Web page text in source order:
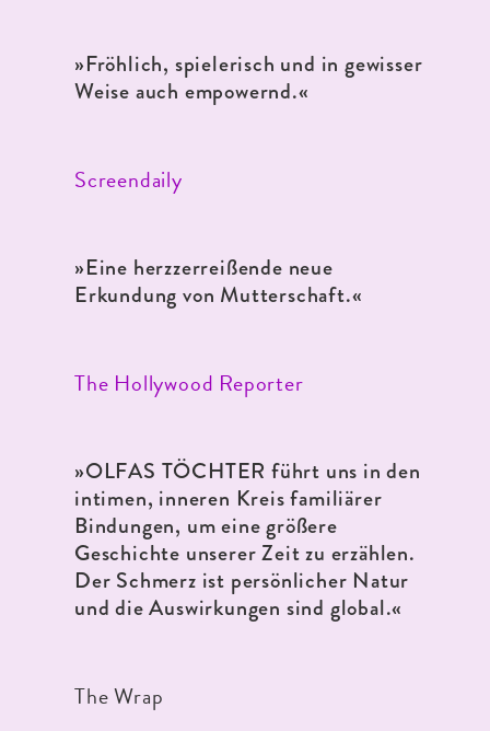
»Fröhlich, spielerisch und in gewisser
Weise auch empowernd.«
Screendaily
»Eine herzzerreißende neue
Erkundung von Mutterschaft.«
The Hollywood Reporter
»OLFAS TÖCHTER führt uns in den
intimen, inneren Kreis familiärer
Bindungen, um eine größere
Geschichte unserer Zeit zu erzählen.
Der Schmerz ist persönlicher Natur
und die Auswirkungen sind global.«
The Wrap